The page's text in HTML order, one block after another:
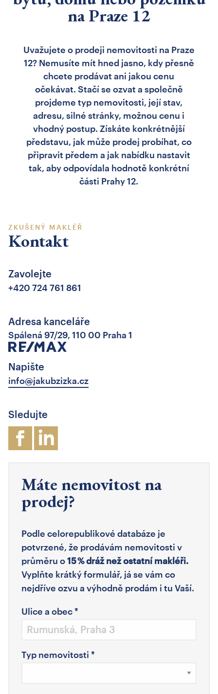
na Praze 12
Uvažujete o prodeji nemovitosti na Praze
12? Nemusíte mít hned jasno, kdy přesně
chcete prodávat ani jakou cenu
očekávat. Stačí se ozvat a společně
projdeme typ nemovitosti, její stav,
adresu, silné stránky, možnou cenu i
vhodný postup. Získáte konkrétnější
představu, jak může prodej probíhat, co
připravit předem a jak nabídku nastavit
tak, aby odpovídala hodnotě konkrétní
části Prahy 12.
ZKUŠENÝ MAKLÉŘ
Kontakt
Zavolejte
+420 724 761 861
Adresa kanceláře
Spálená 97/29, 110 00 Praha 1
Napište
info@jakubzizka.cz
Sledujte
Máte nemovitost na
prodej?
Podle celorepublikové databáze je
potvrzené, že prodávám nemovitosti v
průměru o15 % dráž než ostatní makléři.
Vyplňte krátký formulář, já se vám co
nejdříve ozvu a výhodně prodám i tu Vaší.
Ulice a obec*
Typ nemovitosti *